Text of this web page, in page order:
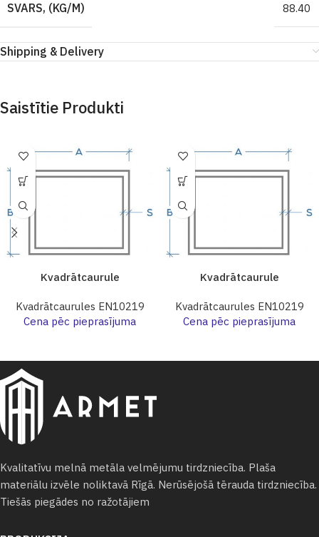
SVARS, (KG/M) 88.40
Shipping & Delivery
Saistītie Produkti
Kvadrātcaurule
Kvadrātcaurules EN10219
Cena pēc pieprasījuma
Kvadrātcaurule
Kvadrātcaurules EN10219
Cena pēc pieprasījuma
Kvalitatīvu melnā metāla velmējumu tirdzniecība. Plaša
materiālu izvēle noliktavā Rīgā. Nerūsējošā tērauda tirdzniecība.
Tiešās piegādes no ražotājiem